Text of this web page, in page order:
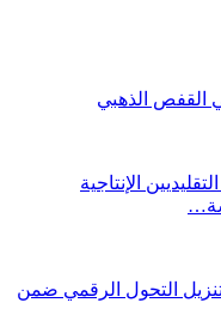
الإنتاجية
تنزيل التحول الرقمي ضمن